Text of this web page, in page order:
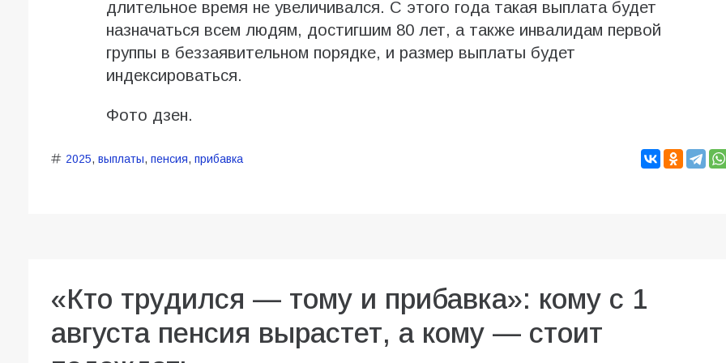
длительное время не увеличивался. С этого года такая выплата будет
назначаться всем людям, достигшим 80 лет, а также инвалидам первой
группы в беззаявительном порядке, и размер выплаты будет
индексироваться.
Фото дзен.
2025, выплаты, пенсия, прибавка
«Кто трудился — тому и прибавка»: кому с 1
августа пенсия вырастет, а кому — стоит